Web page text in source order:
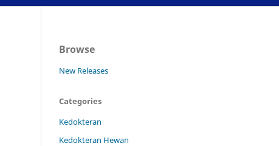
Browse
New Releases
Categories
Kedokteran
Kedokteran Hewan